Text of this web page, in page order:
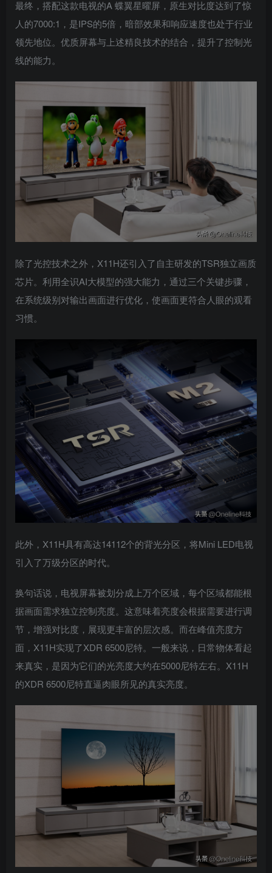
最终，搭配这款电视的A 蝶翼星曜屏，原生对比度达到了惊
人的7000:1，是IPS的5倍，暗部效果和响应速度也处于行业
领先地位。优质屏幕与上述精良技术的结合，提升了控制光
线的能力。
除了光控技术之外，X11H还引入了自主研发的TSR独立画质
芯片。利用全识AI大模型的强大能力，通过三个关键步骤，
在系统级别对输出画面进行优化，使画面更符合人眼的观看
习惯。
此外，X11H具有高达14112个的背光分区，将Mini LED电视
引入了万级分区的时代。
换句话说，电视屏幕被划分成上万个区域，每个区域都能根
据画面需求独立控制亮度。这意味着亮度会根据需要进行调
节，增强对比度，展现更丰富的层次感。而在峰值亮度方
面，X11H实现了XDR 6500尼特。一般来说，日常物体看起
来真实，是因为它们的光亮度大约在5000尼特左右。X11H
的XDR 6500尼特直逼肉眼所见的真实亮度。